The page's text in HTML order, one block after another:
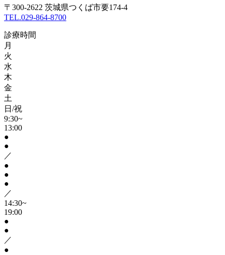
〒300-2622 茨城県つくば市要174-4
TEL.029-864-8700
診療時間
月
火
水
木
金
土
日/祝
9:30~
13:00
●
●
／
●
●
●
／
14:30~
19:00
●
●
／
●